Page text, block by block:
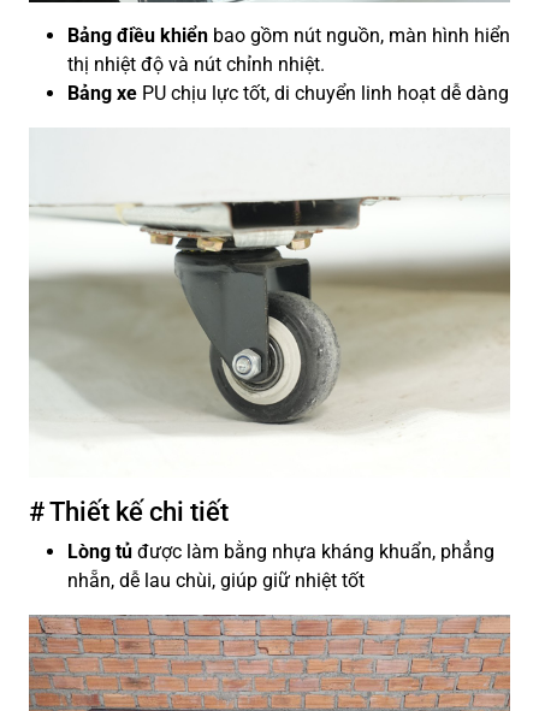
Bảng điều khiển bao gồm nút nguồn, màn hình hiển
thị nhiệt độ và nút chỉnh nhiệt.
Bảng xe PU chịu lực tốt, di chuyển linh hoạt dễ dàng
# Thiết kế chi tiết
Lòng tủ được làm bằng nhựa kháng khuẩn, phẳng
nhẵn, dễ lau chùi, giúp giữ nhiệt tốt